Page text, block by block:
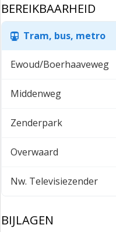
A2. In de directe
LOCATIE EN
bedrijfsleven. Het
Het object is met het
VLOEROPPERVLAKTE
Totaal ca. 420 m²
PARKEERGELEGENHEID
BEREIKBAARHEID
Tram, bus, metro
Ewoud/Boerhaaveweg
Middenweg
Zenderpark
Overwaard
Nw. Televisiezender
BIJLAGEN